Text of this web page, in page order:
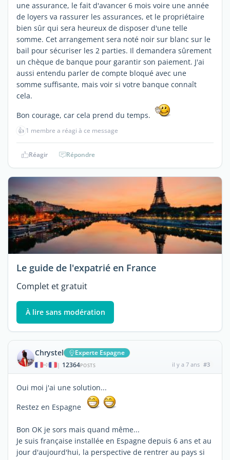
une assurance, le fait d'avancer 6 mois voire une année
de loyers va rassurer les assurances, et le propriétaire
bien sûr qui sera heureux de disposer d'une telle
somme. Cet arrangement sera noté noir sur blanc sur le
bail pour sécuriser les 2 parties. Il demandera sûrement
un chèque de banque pour garantir son paiement. J'ai
aussi entendu parler de compte bloqué avec une
somme suffisante, mais voir si votre banque connaît
cela.
Bon courage, car cela prend du temps.
👍 1 membre a réagi à ce message
Réagir Répondre
Le guide de l'expatrié en France
Complet et gratuit
À lire sans modération
Chrystel Experte Espagne
| 12364POSTS il y a 7 ans #3
Oui moi j'ai une solution...
Restez en Espagne
Bon OK je sors mais quand même...
Je suis française installée en Espagne depuis 6 ans et au
jour d'aujourd'hui, la perspective de rentrer au pays si